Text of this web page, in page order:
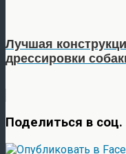
Лучшая
дрессировки
Поделиться в соц.